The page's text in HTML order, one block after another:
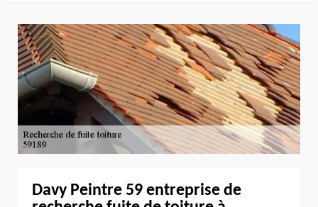
Davy Peintre 59 entreprise de